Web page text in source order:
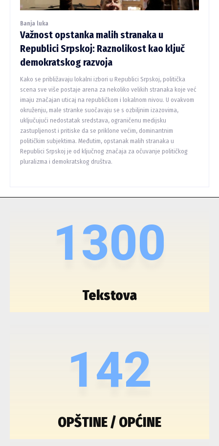
Banja luka
Važnost opstanka malih stranaka u
Republici Srpskoj: Raznolikost kao ključ
demokratskog razvoja
Kako se približavaju lokalni izbori u Republici Srpskoj, politička
scena sve više postaje arena za nekoliko velikih stranaka koje već
imaju značajan uticaj na republičkom i lokalnom nivou. U ovakvom
okruženju, male stranke suočavaju se s ozbiljnim izazovima,
uključujući nedostatak sredstava, ograničenu medijsku
zastupljenost i pritiske da se priklone većim, dominantnim
političkim subjektima. Međutim, opstanak malih stranaka u
Republici Srpskoj je od ključnog značaja za očuvanje političkog
pluralizma i demokratskog društva.
1300
Tekstova
142
OPŠTINE / OPĆINE